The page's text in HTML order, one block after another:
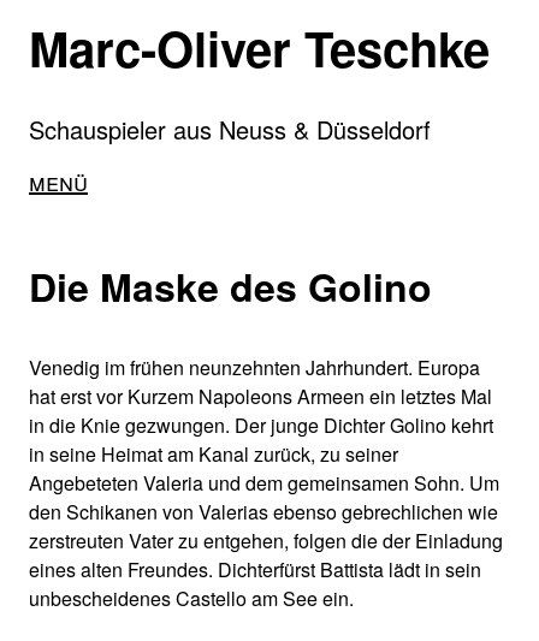
InhaltMarc-Oliver Teschke
Schauspieler aus Neuss & Düsseldorf
MainMenü
Die Maske des Golino
Venedig im frühen neunzehnten Jahrhundert. Europa
hat erst vor Kurzem Napoleons Armeen ein letztes Mal
in die Knie gezwungen. Der junge Dichter Golino kehrt
in seine Heimat am Kanal zurück, zu seiner
Angebeteten Valeria und dem gemeinsamen Sohn. Um
den Schikanen von Valerias ebenso gebrechlichen wie
zerstreuten Vater zu entgehen, folgen die der Einladung
eines alten Freundes. Dichterfürst Battista lädt in sein
unbescheidenes Castello am See ein.